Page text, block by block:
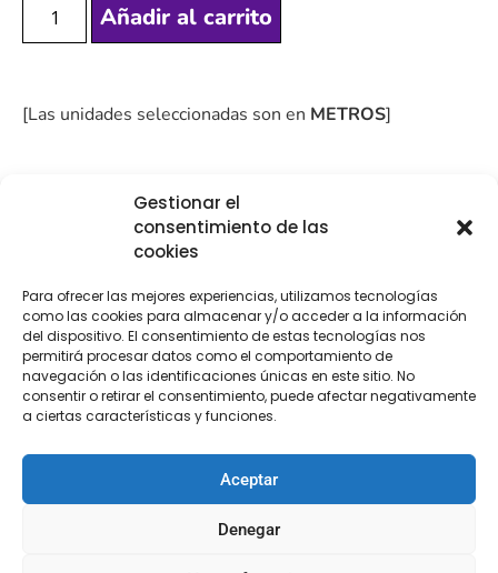
Gestionar el
consentimiento de las
cookies
Para ofrecer las mejores experiencias, utilizamos tecnologías
como las cookies para almacenar y/o acceder a la información
del dispositivo. El consentimiento de estas tecnologías nos
permitirá procesar datos como el comportamiento de
navegación o las identificaciones únicas en este sitio. No
consentir o retirar el consentimiento, puede afectar negativamente
a ciertas características y funciones.
Aceptar
Denegar
Añadir al carrito
[Las unidades seleccionadas son en METROS]
Descripción Información adicional
Flecos de seda rosa bebe o rosita claro